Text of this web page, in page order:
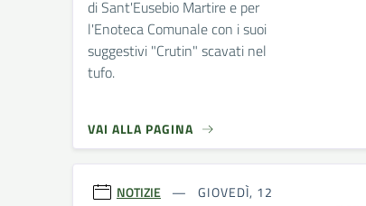
di Sant'Eusebio Martire e per
l'Enoteca Comunale con i suoi
suggestivi "Crutin" scavati nel
tufo.
VAI ALLA PAGINA
NOTIZIE
GIOVEDÌ, 12